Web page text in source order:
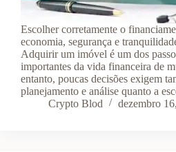
Escolher corretamente o
economia, segurança e
Adquirir um imóvel é um dos
importantes da vida financeira de
entanto, poucas decisões exigem
planejamento e análise quanto a
Crypto Blod
dezembro